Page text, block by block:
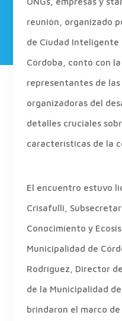
reunión, organizado
de Ciudad Inteligente
Córdoba, contó con
representantes de
organizadoras del
detalles cruciales
características de la
El encuentro estuvo
Crisafulli,
Conocimiento y
Municipalidad de
Rodríguez, Director
de la Municipalidad
brindaron el marco